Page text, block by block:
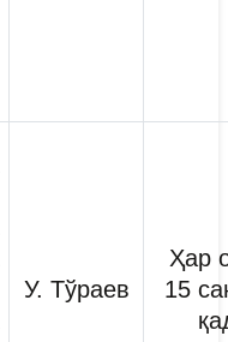
У. Тўраев
Ҳар
15